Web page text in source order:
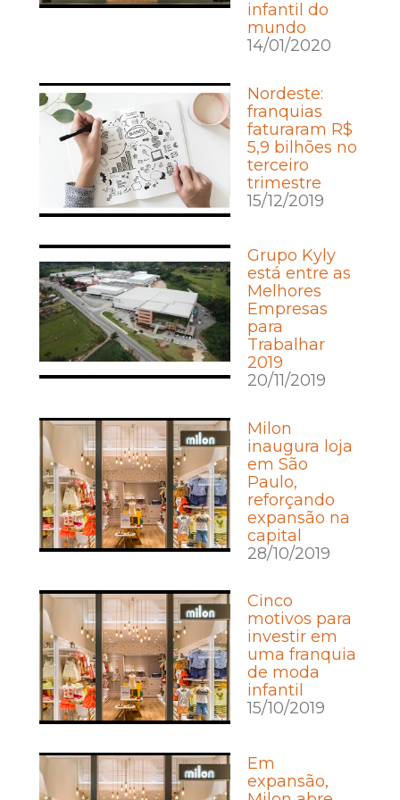
infantil do
mundo
14/01/2020
Nordeste:
franquias
faturaram R$
5,9 bilhões no
terceiro
trimestre
15/12/2019
Grupo Kyly
está entre as
Melhores
Empresas
para
Trabalhar
2019
20/11/2019
Milon
inaugura loja
em São
Paulo,
reforçando
expansão na
capital
28/10/2019
Cinco
motivos para
investir em
uma franquia
de moda
infantil
15/10/2019
Em
expansão,